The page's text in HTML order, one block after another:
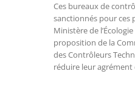
Ces bureaux de
sanctionnés pour ces
Ministère de
proposition de la
des Contrôleurs
réduire leur agrément